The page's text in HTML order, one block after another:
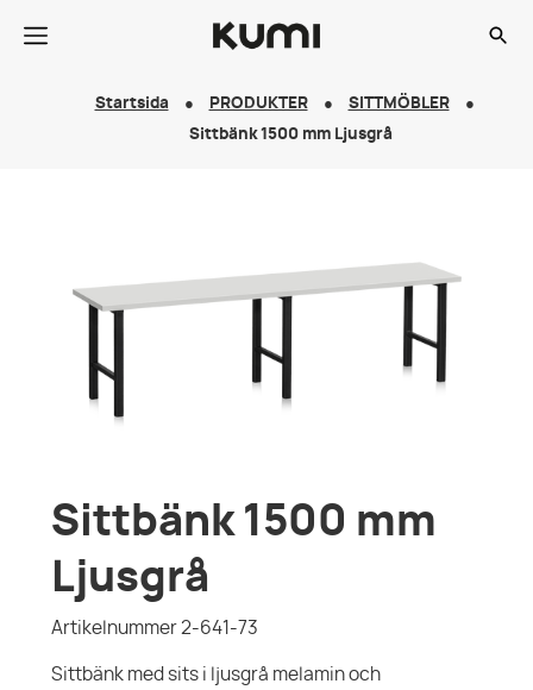
Startsida PRODUKTER
SITTMÖBLER
Sittbänk 1500 mm Ljusgrå
Sittbänk 1500 mm
Ljusgrå
Artikelnummer 2-641-73
Sittbänk med sits i ljusgrå melamin och